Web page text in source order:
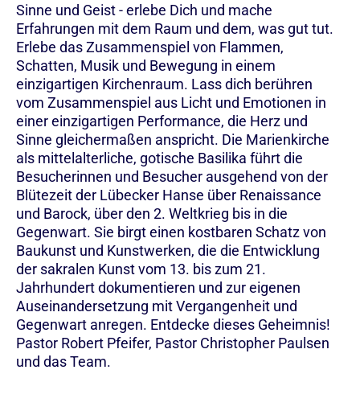
Sinne und Geist - erlebe Dich und mache
Erfahrungen mit dem Raum und dem, was gut tut.
Erlebe das Zusammenspiel von Flammen,
Schatten, Musik und Bewegung in einem
einzigartigen Kirchenraum. Lass dich berühren
vom Zusammenspiel aus Licht und Emotionen in
einer einzigartigen Performance, die Herz und
Sinne gleichermaßen anspricht. Die Marienkirche
als mittelalterliche, gotische Basilika führt die
Besucherinnen und Besucher ausgehend von der
Blütezeit der Lübecker Hanse über Renaissance
und Barock, über den 2. Weltkrieg bis in die
Gegenwart. Sie birgt einen kostbaren Schatz von
Baukunst und Kunstwerken, die die Entwicklung
der sakralen Kunst vom 13. bis zum 21.
Jahrhundert dokumentieren und zur eigenen
Auseinandersetzung mit Vergangenheit und
Gegenwart anregen. Entdecke dieses Geheimnis!
Pastor Robert Pfeifer, Pastor Christopher Paulsen
und das Team.